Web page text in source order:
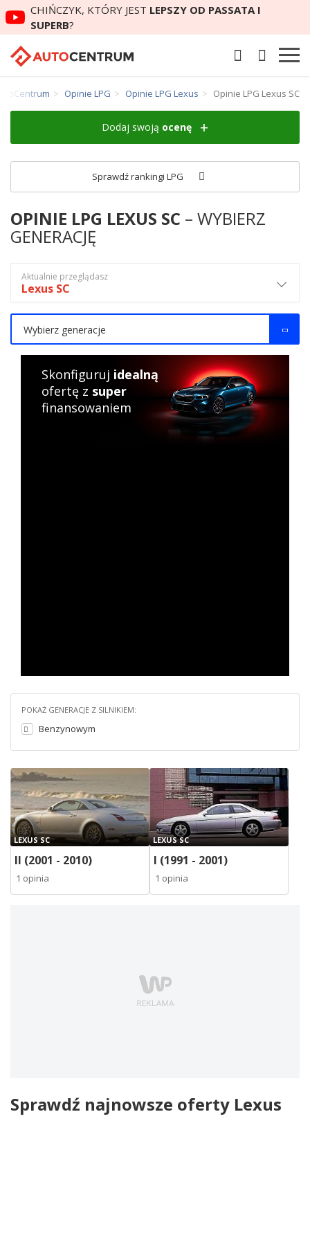
CHIŃCZYK, KTÓRY JEST LEPSZY OD PASSATA I
SUPERB?
Opinie LPG Opinie LPG Lexus Opinie LPG Lexus SC
POKAŻ GENERACJE Z SILNIKIEM:
Benzynowym
LEXUS SC
II (2001 - 2010)
1 opinia
LEXUS SC
I (1991 - 2001)
1 opinia
Sprawdź najnowsze oferty Lexus
Dodaj swoją ocenę
Sprawdź rankingi LPG
OPINIE LPG LEXUS SC – WYBIERZ
GENERACJĘ
Aktualnie przeglądasz
Lexus SC
Wybierz generacje
Skonfiguruj idealną
ofertę z super
finansowaniem